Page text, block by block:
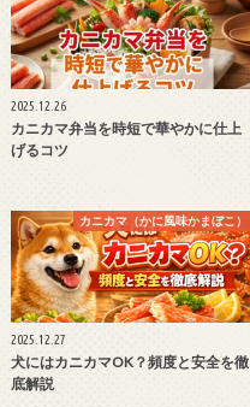
2025.12.26
カニカマ弁当を時短で華やかに仕上
げるコツ
カニカマ（かに風味かまぼこ）
2025.12.27
犬にはカニカマOK？頻度と安全を徹
底解説